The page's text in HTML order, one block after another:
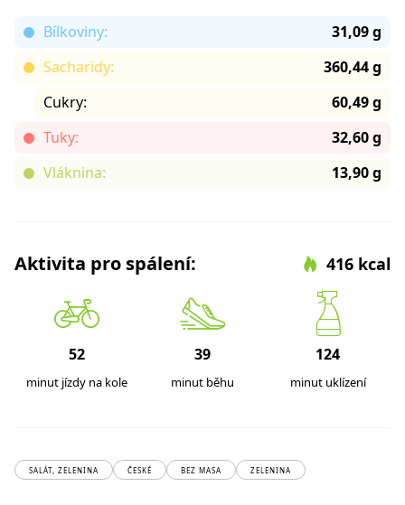
Bílkoviny:
31,09 g
Sacharidy:
360,44 g
Cukry:
60,49 g
Tuky:
32,60 g
Vláknina:
13,90 g
Aktivita pro spálení: 416 kcal
52
minut jízdy na kole
39
minut běhu
124
minut uklízení
SALÁT, ZELENINA ČESKÉ BEZ MASA ZELENINA